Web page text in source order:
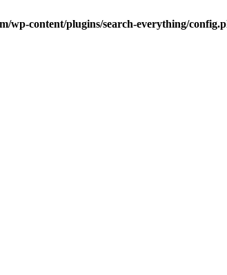
wp-content/plugins/search-everything/